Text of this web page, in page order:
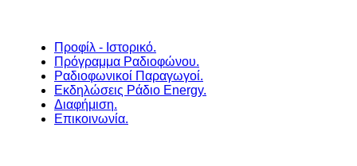
Προφίλ - Ιστορικό.
Πρόγραμμα Ραδιοφώνου.
Ραδιοφωνικοί Παραγωγοί.
Εκδηλώσεις Ράδιο Energy.
Διαφήμιση.
Επικοινωνία.